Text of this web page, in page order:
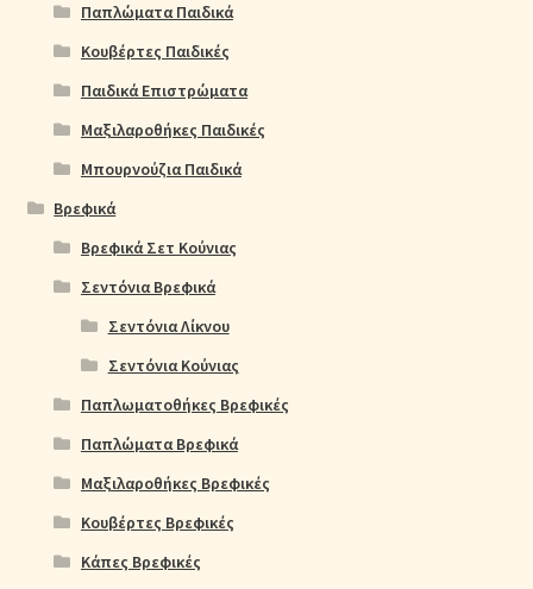
Παπλώματα Παιδικά
Κουβέρτες Παιδικές
Παιδικά Επιστρώματα
Μαξιλαροθήκες Παιδικές
Μπουρνούζια Παιδικά
Βρεφικά
Βρεφικά Σετ Κούνιας
Σεντόνια Βρεφικά
Σεντόνια Λίκνου
Σεντόνια Κούνιας
Παπλωματοθήκες Βρεφικές
Παπλώματα Βρεφικά
Μαξιλαροθήκες Βρεφικές
Κουβέρτες Βρεφικές
Κάπες Βρεφικές